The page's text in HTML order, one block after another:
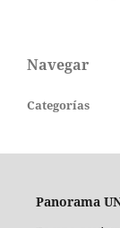
Navegar
Categorías
Panorama